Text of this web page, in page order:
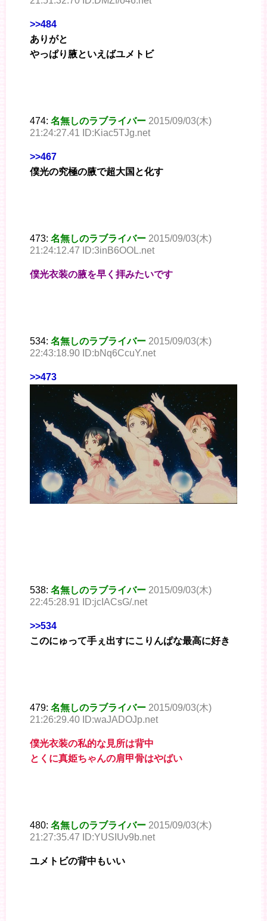
>>484
ありがと
やっぱり腋といえばユメトビ
474: 名無しのラブライバー 2015/09/03(木)
21:24:27.41 ID:Kiac5TJg.net
>>467
僕光の究極の腋で超大国と化す
473: 名無しのラブライバー 2015/09/03(木)
21:24:12.47 ID:3inB6OOL.net
僕光衣装の腋を早く拝みたいです
534: 名無しのラブライバー 2015/09/03(木)
22:43:18.90 ID:bNq6CcuY.net
>>473
538: 名無しのラブライバー 2015/09/03(木)
22:45:28.91 ID:jcIACsG/.net
>>534
このにゅって手ぇ出すにこりんぱな最高に好き
479: 名無しのラブライバー 2015/09/03(木)
21:26:29.40 ID:waJADOJp.net
僕光衣装の私的な見所は背中
とくに真姫ちゃんの肩甲骨はやばい
480: 名無しのラブライバー 2015/09/03(木)
21:27:35.47 ID:YUSIUv9b.net
ユメトビの背中もいい